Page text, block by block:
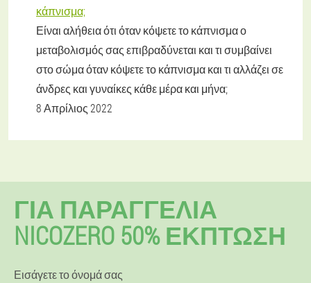
κάπνισμα;
Είναι αλήθεια ότι όταν κόψετε το κάπνισμα ο
μεταβολισμός σας επιβραδύνεται και τι συμβαίνει
στο σώμα όταν κόψετε το κάπνισμα και τι αλλάζει σε
άνδρες και γυναίκες κάθε μέρα και μήνα;
8 Απρίλιος 2022
ΓΙΑ ΠΑΡΑΓΓΕΛΊΑ
NICOZERO 50% ΕΚΠΤΩΣΗ
Εισάγετε το όνομά σας